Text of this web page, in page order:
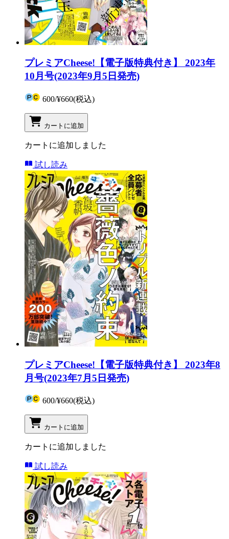
プレミアCheese!【電子版特典付き】 2023年
10月号(2023年9月5日発売)
600/¥660(税込)
カートに追加
カートに追加しました
試し読み
プレミアCheese!【電子版特典付き】 2023年8
月号(2023年7月5日発売)
600/¥660(税込)
カートに追加
カートに追加しました
試し読み